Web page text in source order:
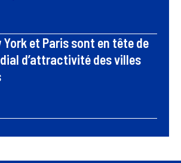
York et Paris sont en tête de
d’attractivité des villes